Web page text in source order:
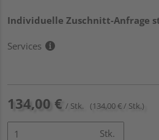
Individuelle Zuschnitt-Anfrage
Services
134,00 € / Stk. (134,00 € / Stk.)
Stk.